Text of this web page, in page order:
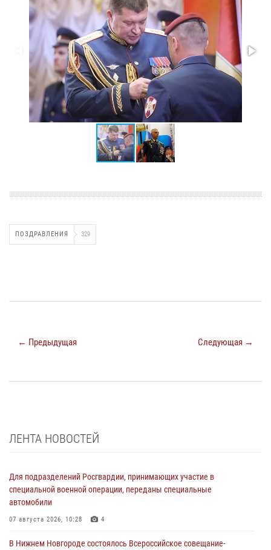
ПОЗДРАВЛЕНИЯ 329
← Предыдущая Следующая →
ЛЕНТА НОВОСТЕЙ
Для подразделений Росгвардии, принимающих участие в
специальной военной операции, переданы специальные
автомобили
07 августа 2026, 10:28 4
В Нижнем Новгороде состоялось Всероссийское совещание-